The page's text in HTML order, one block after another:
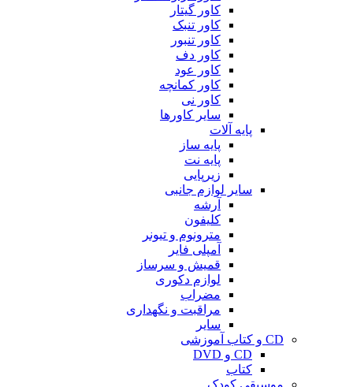
کاور گیتار
کاور تنبک
کاور تنبور
کاور دف
کاور عود
کاور کمانچه
کاور نی
سایر کاورها
پایه آلات
پایه ساز
پایه نت
زیرپایی
سایر لوازم جانبی
آرشه
کلیفون
مترونوم و تیونر
آمپلی فایر
قمیش و سرساز
لوازم دکوری
مضراب
مراقبت و نگهداری
سایر
CD و کتاب آموزشی
CD و DVD
کتاب
موسیقی کودک